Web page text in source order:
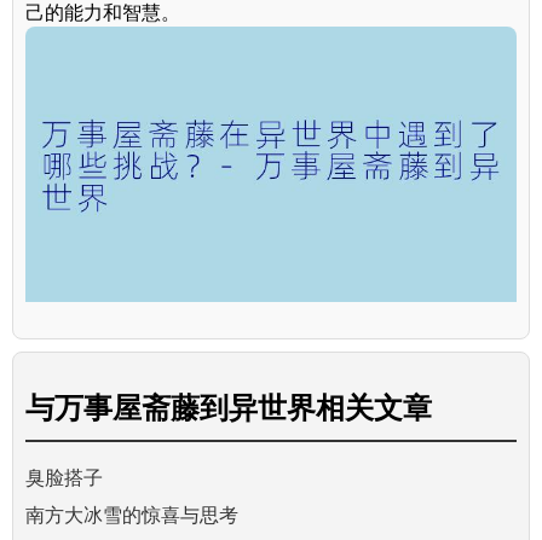
己的能力和智慧。
与万事屋斋藤到异世界相关文章
臭脸搭子
南方大冰雪的惊喜与思考